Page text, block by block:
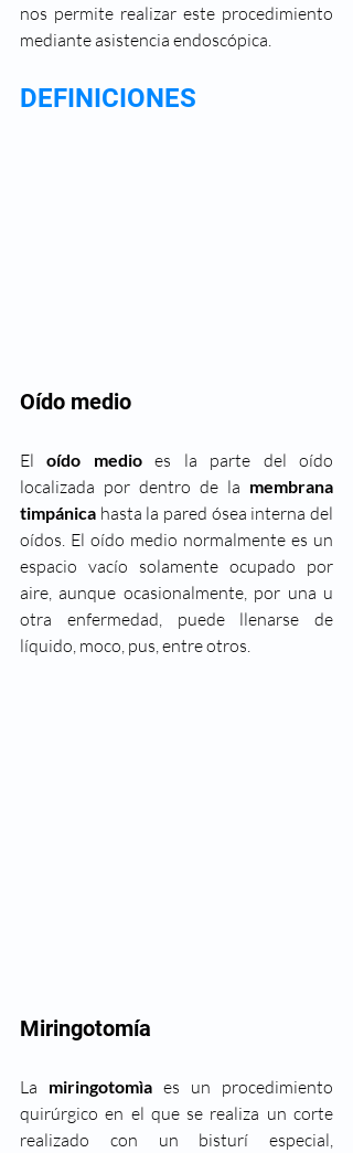
nos permite realizar este procedimiento
mediante asistencia endoscópica.
DEFINICIONES
Oído medio
El oído medio es la parte del oído
localizada por dentro de la membrana
timpánica hasta la pared ósea interna del
oídos. El oído medio normalmente es un
espacio vacío solamente ocupado por
aire, aunque ocasionalmente, por una u
otra enfermedad, puede llenarse de
líquido, moco, pus, entre otros.
Miringotomía
La miringotomìa es un procedimiento
quirúrgico en el que se realiza un corte
realizado con un bisturí especial,